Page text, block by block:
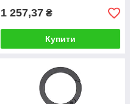
1 257,37 ₴
Купити